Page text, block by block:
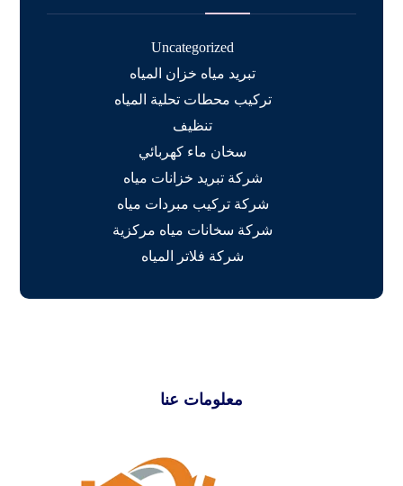
Uncategorized
تبريد مياه خزان المياه
تركيب محطات تحلية المياه
تنظيف
سخان ماء كهربائي
شركة تبريد خزانات مياه
شركة تركيب مبردات مياه
شركة سخانات مياه مركزية
شركة فلاتر المياه
معلومات عنا